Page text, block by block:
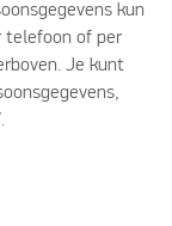
kun
telefoon of per
Je kunt